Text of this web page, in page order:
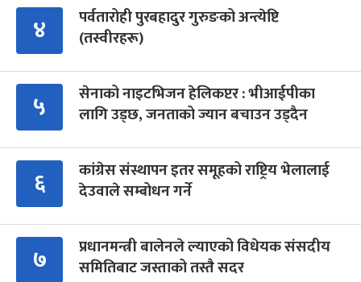
४
पर्वतारोही पुरबहादुर गुरुङको अन्त्येष्टि
(तस्वीरहरू)
५
सेनाको नाइटभिजन हेलिकप्टर : भीआईपीका
लागि उड्छ, जनताको ज्यान बचाउन उड्दैन
६
कांग्रेस संस्थापन इतर समूहको राष्ट्रिय भेलालाई
देउवाले सम्बोधन गर्ने
७
प्रधानमन्त्री बालेनले ल्याएको विधेयक संसदीय
समितिबाट जस्ताको तस्तै सदर